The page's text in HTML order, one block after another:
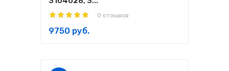
0 отзывов
9750 руб.